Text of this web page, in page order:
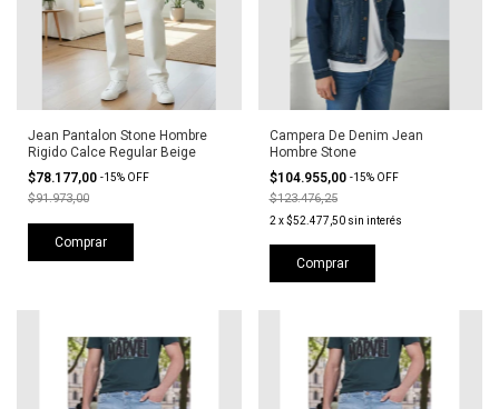
Jean Pantalon Stone Hombre
Rigido Calce Regular Beige
$78.177,00 -15% OFF
$91.973,00
Comprar
Campera De Denim Jean
Hombre Stone
$104.955,00 -15% OFF
$123.476,25
2 x$52.477,50 sin interés
Comprar